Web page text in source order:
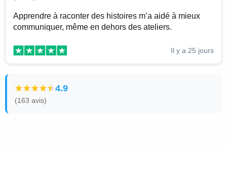
Apprendre à raconter des histoires m’a aidé à mieux
communiquer, même en dehors des ateliers.
Il y a 25 jours
4.9
(163 avis)